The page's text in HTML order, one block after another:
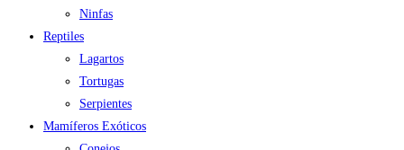
Ninfas
Reptiles
Lagartos
Tortugas
Serpientes
Mamíferos Exóticos